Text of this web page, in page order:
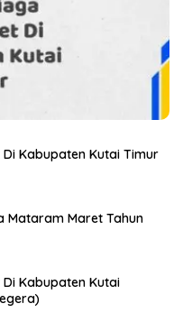
Kabupaten Kutai Timur
Mataram Maret Tahun
Kabupaten Kutai